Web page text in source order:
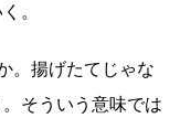
。
。揚げたてじゃな
そういう意味では